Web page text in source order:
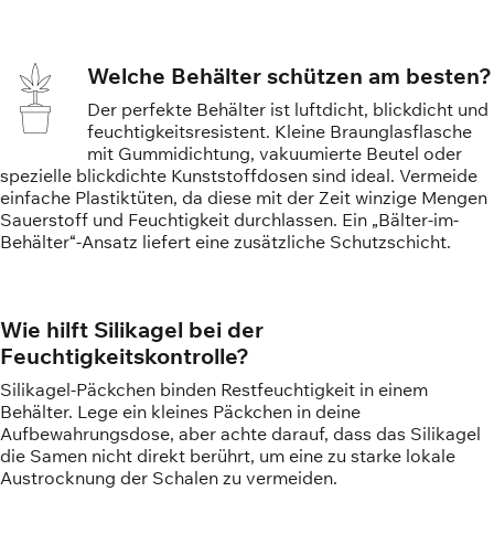
Welche Behälter schützen am besten?
Der perfekte Behälter ist luftdicht, blickdicht und
feuchtigkeitsresistent. Kleine Braunglasflasche
mit Gummidichtung, vakuumierte Beutel oder
spezielle blickdichte Kunststoffdosen sind ideal. Vermeide
einfache Plastiktüten, da diese mit der Zeit winzige Mengen
Sauerstoff und Feuchtigkeit durchlassen. Ein „Bälter-im-
Behälter“-Ansatz liefert eine zusätzliche Schutzschicht.
Wie hilft Silikagel bei der
Feuchtigkeitskontrolle?
Silikagel-Päckchen binden Restfeuchtigkeit in einem
Behälter. Lege ein kleines Päckchen in deine
Aufbewahrungsdose, aber achte darauf, dass das Silikagel
die Samen nicht direkt berührt, um eine zu starke lokale
Austrocknung der Schalen zu vermeiden.